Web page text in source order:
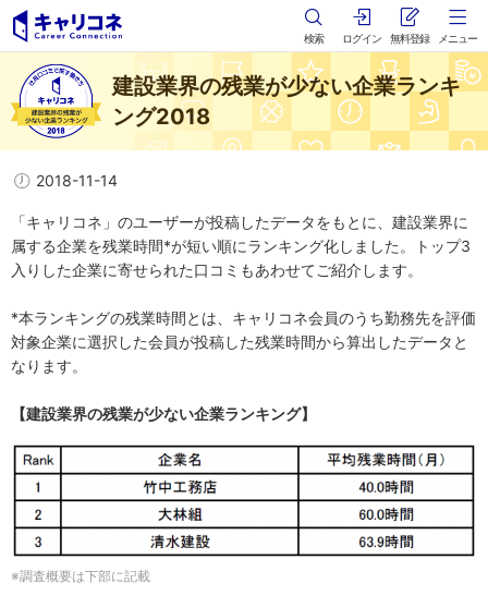
検索 ログイン 無料登録 メニュー
建設業界の残業が少ない企業ランキ
ング2018
2018-11-14
「キャリコネ」のユーザーが投稿したデータをもとに、建設業界に
属する企業を残業時間*が短い順にランキング化しました。トップ3
入りした企業に寄せられた口コミもあわせてご紹介します。
*本ランキングの残業時間とは、キャリコネ会員のうち勤務先を評価
対象企業に選択した会員が投稿した残業時間から算出したデータと
なります。
【建設業界の残業が少ない企業ランキング】
※調査概要は下部に記載